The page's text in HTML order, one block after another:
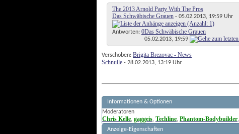
The 2013 Arnold Party With The Pros
Das Schwäbische Grauen - 05.02.2013, 19:59 Uhr
Antworten: 0Das Schwäbische Grauen
05.02.2013, 19:59
Verschoben: Brigita Brezovac - News
Schnulle - 28.02.2013, 13:19 Uhr
Informationen & Optionen
Moderatoren
Chris Kelle, gaggeis, Techline, Phantom-Bodybuilder,
Anzeige-Eigenschaften